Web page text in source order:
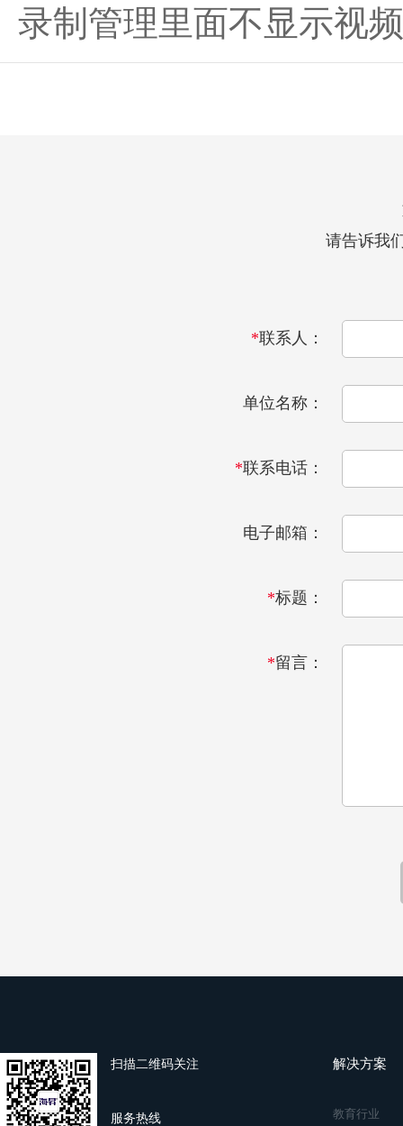
录制管理里面不显示视
请告诉我
*联系人：
单位名称：
*联系电话：
电子邮箱：
*标题：
*留言：
扫描二维码关注
服务热线
解决方案
教育行业